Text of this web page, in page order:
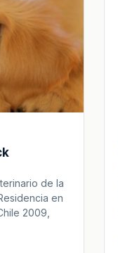
de la
en
2009,